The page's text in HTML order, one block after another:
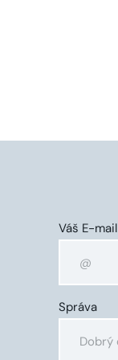
Váš E-mail
Správa